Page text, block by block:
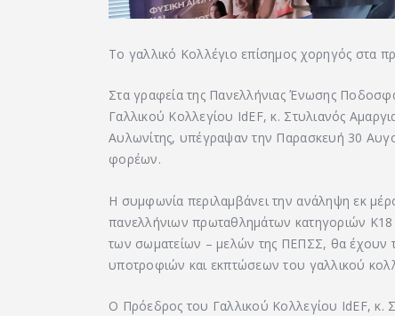
Το γαλλικό Κολλέγιο επίσημος χορηγός στα
Στα γραφεία της Πανελλήνιας Ένωσης
Γαλλικού Κολλεγίου IdEF, κ. Στυλιανός
Αυλωνίτης, υπέγραψαν την Παρασκευή 30
φορέων.
Η συμφωνία περιλαμβάνει την ανάληψη εκ
πανελλήνιων πρωταθλημάτων κατηγοριών Κ18
των σωματείων – μελών της ΠΕΠΣΣ, θα έχουν
υποτροφιών και εκπτώσεων του γαλλικού
Ο Πρόεδρος του Γαλλικού Κολλεγίου IdEF, κ.